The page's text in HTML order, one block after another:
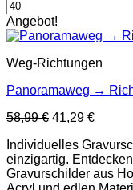
Min.
Preis
Angebot!
Weg-Richtungen
Panoramaweg →
58,99€ Ursprünglicher
war:
58,99 €
41,29 €
ist:
41,29
Individuelles
einzigartig.
Gravurschilder aus